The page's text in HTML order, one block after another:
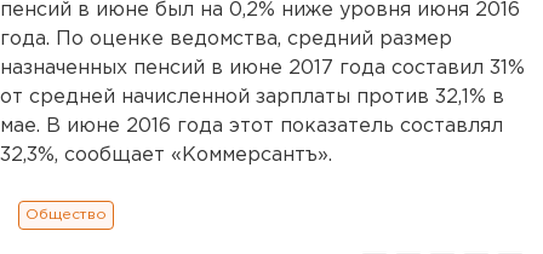
пенсий в июне был на 0,2% ниже уровня июня 2016
года. По оценке ведомства, средний размер
назначенных пенсий в июне 2017 года составил 31%
от средней начисленной зарплаты против 32,1% в
мае. В июне 2016 года этот показатель составлял
32,3%, сообщает «Коммерсантъ».
Общество